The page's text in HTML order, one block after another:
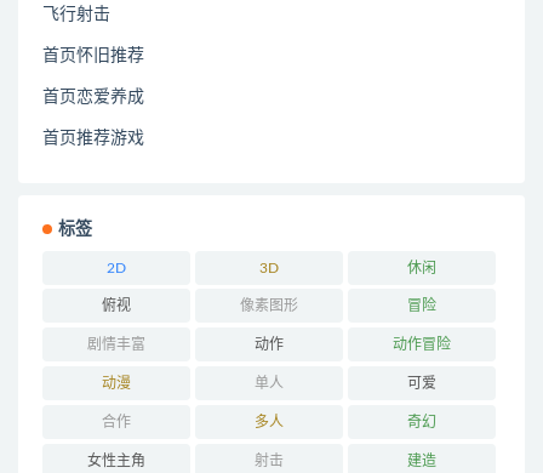
飞行射击
首页怀旧推荐
首页恋爱养成
首页推荐游戏
标签
2D 3D 休闲
俯视 像素图形 冒险
剧情丰富 动作 动作冒险
动漫 单人 可爱
合作 多人 奇幻
女性主角 射击 建造